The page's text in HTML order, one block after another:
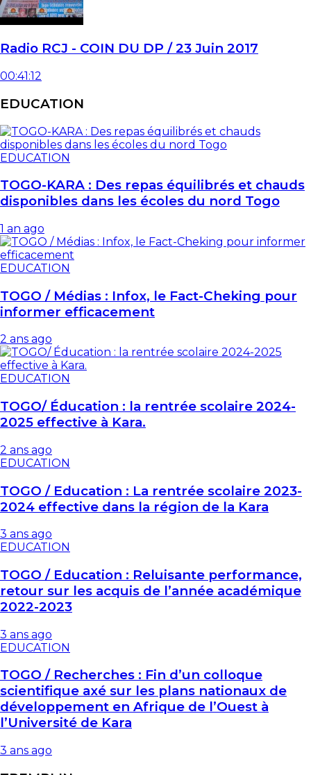
Radio RCJ - COIN DU DP / 23 Juin 2017
00:41:12
EDUCATION
EDUCATION
TOGO-KARA : Des repas équilibrés et chauds
disponibles dans les écoles du nord Togo
1 an ago
EDUCATION
TOGO / Médias : Infox, le Fact-Cheking pour
informer efficacement
2 ans ago
EDUCATION
TOGO/ Éducation : la rentrée scolaire 2024-
2025 effective à Kara.
2 ans ago
EDUCATION
TOGO / Education : La rentrée scolaire 2023-
2024 effective dans la région de la Kara
3 ans ago
EDUCATION
TOGO / Education : Reluisante performance,
retour sur les acquis de l’année académique
2022-2023
3 ans ago
EDUCATION
TOGO / Recherches : Fin d’un colloque
scientifique axé sur les plans nationaux de
développement en Afrique de l’Ouest à
l’Université de Kara
3 ans ago